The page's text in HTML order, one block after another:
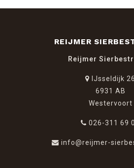
REIJMER
Reijmer
IJsseldijk 26
6931 AB
Westervoort
026-311 69
info@reijmer-